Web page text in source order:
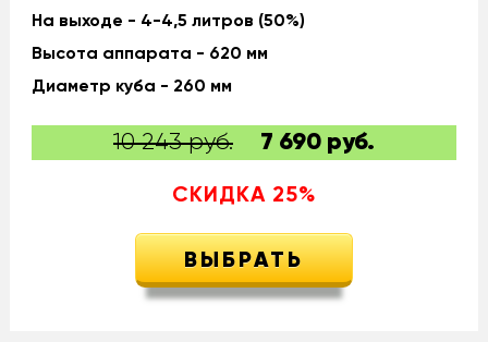
На выходе - 4-4,5 литров (50%)
Высота аппарата - 620 мм
Диаметр куба - 260 мм
10 243 руб. 7 690руб.
СКИДКА 25%
ВЫБРАТЬ